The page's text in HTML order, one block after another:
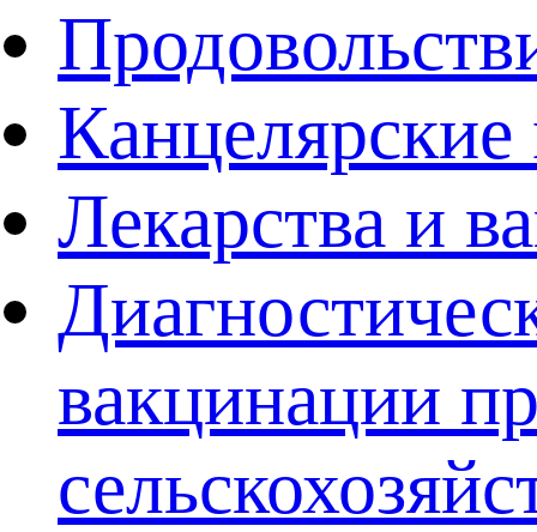
Лекарства и
вакцинации